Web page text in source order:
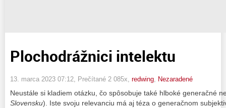
Plochodrážnici intelektu
13. marca 2023 07:12 , Prečítané 2 085x, redwing Nezaradené
Neustále si kladiem otázku, čo spôsobuje také hlboké generačné
Slovensku). Iste svoju relevanciu má aj téza o generačnom